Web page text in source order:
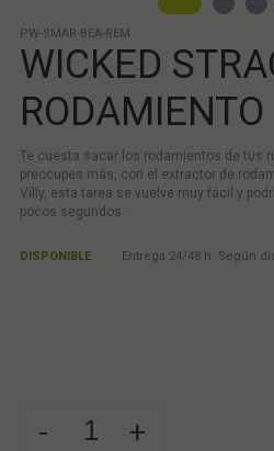
PW-SMAR-BEA-REM
WICKED
RODAMIENTO
Te cuesta sacar los rodamientos de tus
preocupes más, con el extractor de
Villy, esta tarea se vuelve muy fácil y
pocos segundos.
DISPONIBLE Entrega 24/48 h. Según
- +